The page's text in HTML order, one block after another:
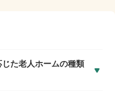
た老人ホームの種類